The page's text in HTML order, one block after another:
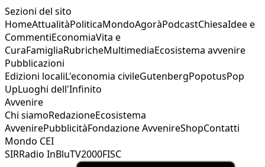
Sezioni del sito
HomeAttualitàPoliticaMondoAgoràPodcastChiesaIdee e
CommentiEconomiaVita e
CuraFamigliaRubricheMultimediaEcosistema avvenire
Pubblicazioni
Edizioni localiL'economia civileGutenbergPopotusPop
UpLuoghi dell'Infinito
Avvenire
Chi siamoRedazioneEcosistema
AvvenirePubblicitàFondazione AvvenireShopContatti
Mondo CEI
SIRRadio InBluTV2000FISC